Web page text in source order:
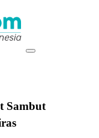
Sambut